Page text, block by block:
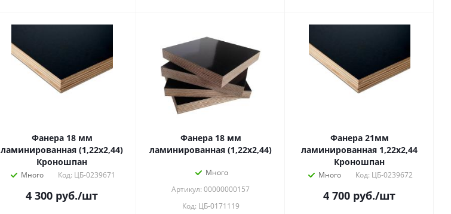
Фанера 18 мм
ламинированная (1,22х2,44)
Кроношпан
Много Код: ЦБ-0239671
4 300 руб./шт
Фанера 18 мм
ламинированная (1,22х2,44)
Много
Артикул: 00000000157
Код: ЦБ-0171119
Фанера 21мм
ламинированная 1,22х2,44
Кроношпан
Много Код: ЦБ-0239672
4 700 руб./шт